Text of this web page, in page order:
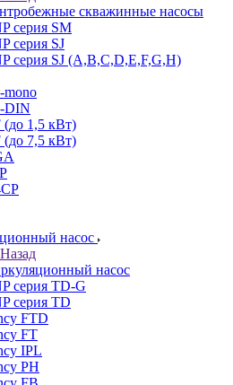
скважинные насосы
серия SM
серия SJ
серия SJ (A,B,C,D,E,F,G,H)
mono
DIN
(до 1,5 кВт)
(до 7,5 кВт)
насос
Назад
насос
серия TD-G
серия TD
FTD
FT
IPL
PH